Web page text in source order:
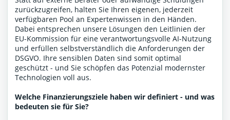
zurückzugreifen, halten Sie Ihren eigenen, jederzeit
verfügbaren Pool an Expertenwissen in den Händen.
Dabei entsprechen unsere Lösungen den Leitlinien der
EU-Kommission für eine verantwortungsvolle AI-Nutzung
und erfüllen selbstverständlich die Anforderungen der
DSGVO. Ihre sensiblen Daten sind somit optimal
geschützt - und Sie schöpfen das Potenzial modernster
Technologien voll aus.
Welche Finanzierungsziele haben wir definiert - und was
bedeuten sie für Sie?